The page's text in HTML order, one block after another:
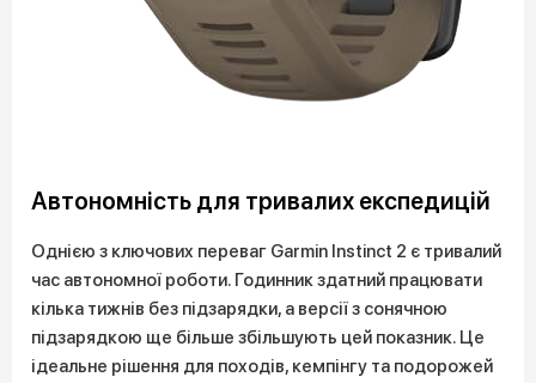
Автономність для тривалих експедицій
Однією з ключових переваг Garmin Instinct 2 є тривалий
час автономної роботи. Годинник здатний працювати
кілька тижнів без підзарядки, а версії з сонячною
підзарядкою ще більше збільшують цей показник. Це
ідеальне рішення для походів, кемпінгу та подорожей